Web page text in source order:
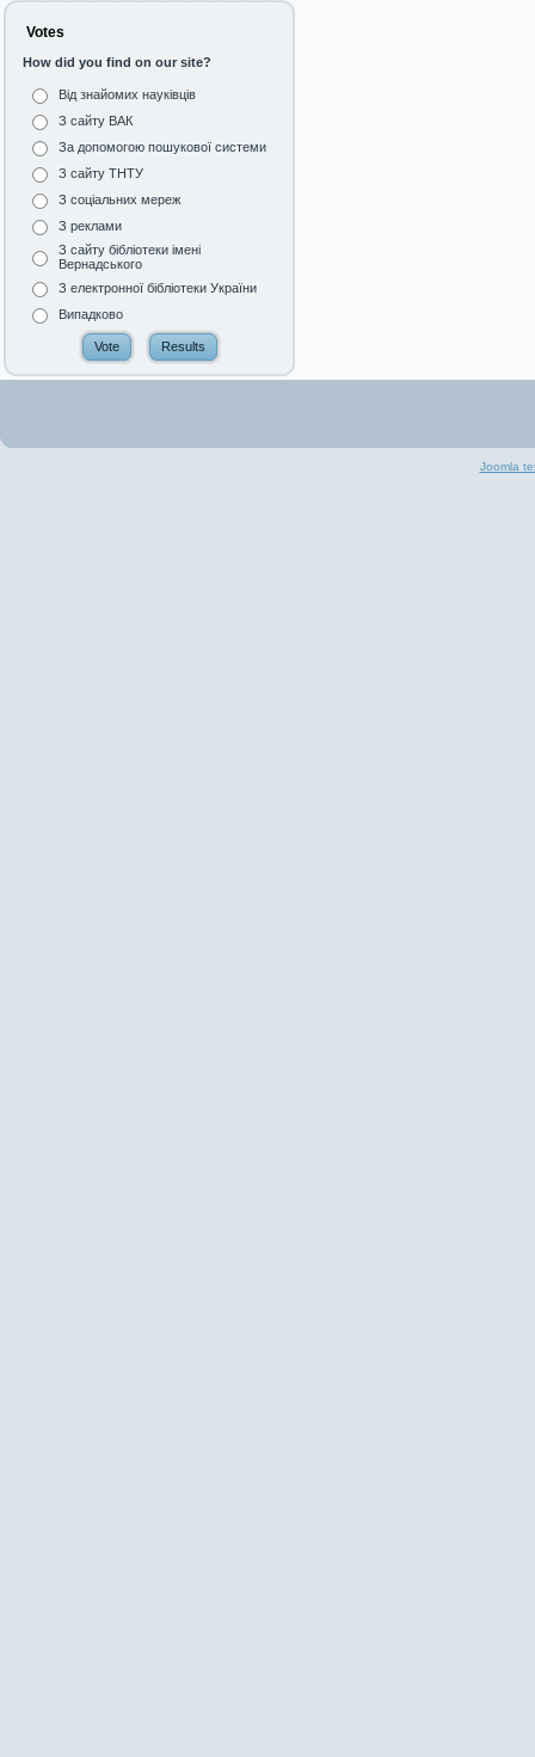
Votes
How did you find on our site?
Від знайомих науківців
З сайту ВАК
За допомогою пошукової системи
З сайту ТНТУ
З соціальних мереж
З реклами
З сайту бібліотеки імені
Вернадського
З електронної бібліотеки України
Випадково
Joomla